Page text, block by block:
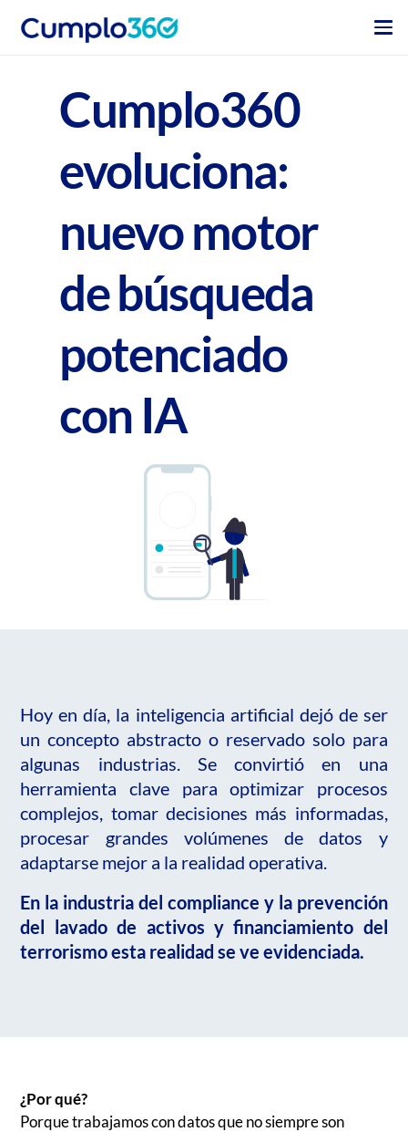
Cumplo360
evoluciona:
nuevo motor
de búsqueda
potenciado
con IA
Hoy en día, la inteligencia artificial dejó de ser
un concepto abstracto o reservado solo para
algunas industrias. Se convirtió en una
herramienta clave para optimizar procesos
complejos, tomar decisiones más informadas,
procesar grandes volúmenes de datos y
adaptarse mejor a la realidad operativa.
En la industria del compliance y la prevención
del lavado de activos y financiamiento del
terrorismo esta realidad se ve evidenciada.
¿Por qué?
Porque trabajamos con datos que no siempre son